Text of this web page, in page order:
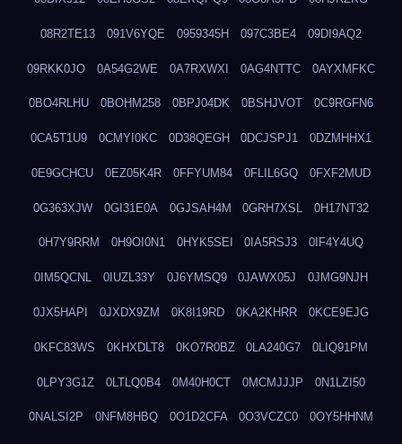
08R2TE13 091V6YQE 0959345H 097C3BE4 09DI9AQ2
09RKK0JO 0A54G2WE 0A7RXWXI 0AG4NTTC 0AYXMFKC
0BO4RLHU 0BOHM258 0BPJ04DK 0BSHJVOT 0C9RGFN6
0CA5T1U9 0CMYI0KC 0D38QEGH 0DCJSPJ1 0DZMHHX1
0E9GCHCU 0EZ05K4R 0FFYUM84 0FLIL6GQ 0FXF2MUD
0G363XJW 0GI31E0A 0GJSAH4M 0GRH7XSL 0H17NT32
0H7Y9RRM 0H9OI0N1 0HYK5SEI 0IA5RSJ3 0IF4Y4UQ
0IM5QCNL 0IUZL33Y 0J6YMSQ9 0JAWX05J 0JMG9NJH
0JX5HAPI 0JXDX9ZM 0K8I19RD 0KA2KHRR 0KCE9EJG
0KFC83WS 0KHXDLT8 0KO7R0BZ 0LA240G7 0LIQ91PM
0LPY3G1Z 0LTLQ0B4 0M40H0CT 0MCMJJJP 0N1LZI50
0NALSI2P 0NFM8HBQ 0O1D2CFA 0O3VCZC0 0OY5HHNM